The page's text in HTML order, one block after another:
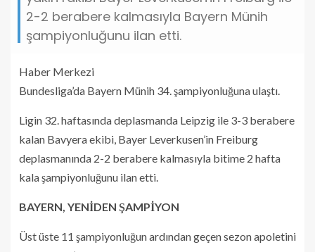
2-2 berabere kalmasıyla Bayern Münih
şampiyonluğunu ilan etti.
Haber Merkezi
Bundesliga’da Bayern Münih 34. şampiyonluğuna ulaştı.
Ligin 32. haftasında deplasmanda Leipzig ile 3-3 berabere
kalan Bavyera ekibi, Bayer Leverkusen’in Freiburg
deplasmanında 2-2 berabere kalmasıyla bitime 2 hafta
kala şampiyonluğunu ilan etti.
BAYERN, YENİDEN ŞAMPİYON
Üst üste 11 şampiyonluğun ardından geçen sezon apoletini